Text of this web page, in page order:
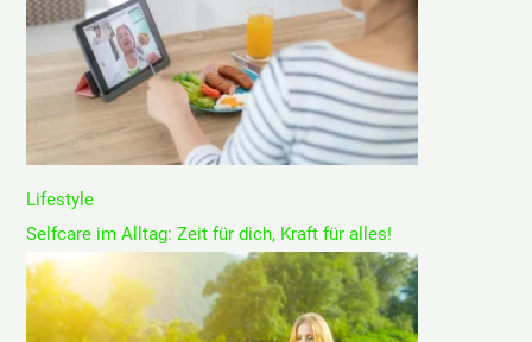
Lifestyle
Selfcare im Alltag: Zeit für dich, Kraft für alles!